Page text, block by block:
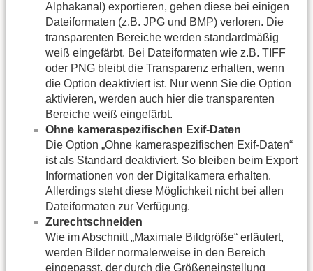
Alphakanal) exportieren, gehen diese bei einigen
Dateiformaten (z.B. JPG und BMP) verloren. Die
transparenten Bereiche werden standardmäßig
weiß eingefärbt. Bei Dateiformaten wie z.B. TIFF
oder PNG bleibt die Transparenz erhalten, wenn
die Option deaktiviert ist. Nur wenn Sie die Option
aktivieren, werden auch hier die transparenten
Bereiche weiß eingefärbt.
Ohne kameraspezifischen Exif-Daten
Die Option „Ohne kameraspezifischen Exif-Daten“
ist als Standard deaktiviert. So bleiben beim Export
Informationen von der Digitalkamera erhalten.
Allerdings steht diese Möglichkeit nicht bei allen
Dateiformaten zur Verfügung.
Zurechtschneiden
Wie im Abschnitt „Maximale Bildgröße“ erläutert,
werden Bilder normalerweise in den Bereich
eingepasst, der durch die Größeneinstellung